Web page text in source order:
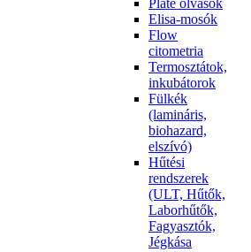
Elisa-mosók
Flow
citometria
Termosztátok,
inkubátorok
Fülkék
(lamináris,
biohazard,
elszívó)
Hűtési
rendszerek
(ULT, Hűtők,
Laborhűtők,
Fagyasztók,
Jégkása